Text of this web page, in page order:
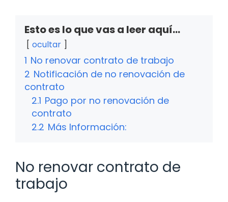
Esto es lo que vas a leer aquí...
ocultar
1 No renovar contrato de trabajo
2 Notificación de no renovación de
contrato
2.1 Pago por no renovación de
contrato
2.2 Más Información:
No renovar contrato de
trabajo